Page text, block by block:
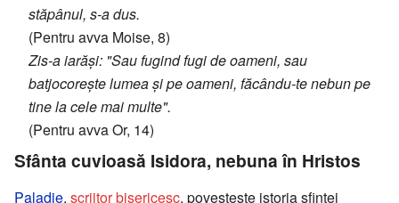
stăpânul, s-a dus.
(Pentru avva Moise, 8)
Zis-a iarăși: "Sau fugind fugi de oameni, sau
batjocorește lumea și pe oameni, făcându-te nebun pe
tine la cele mai multe".
(Pentru avva Or, 14)
Sfânta cuvioasă Isidora, nebuna în Hristos
Paladie, scriitor bisericesc, povestește istoria sfintei